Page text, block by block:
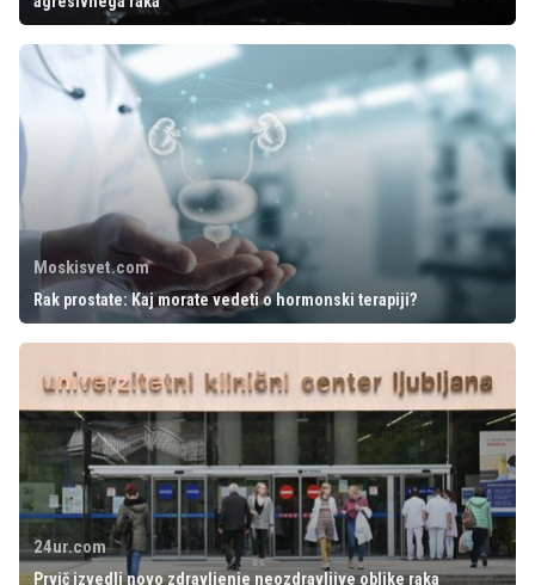
Moskisvet.com
Rak prostate: Kaj morate vedeti o hormonski terapiji?
24ur.com
Prvič izvedli novo zdravljenje neozdravljive oblike raka